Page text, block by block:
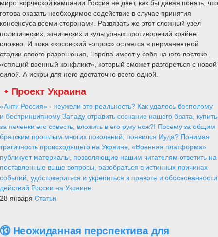
миротворческой кампании Россия не дает, как бы давая понять, что
готова оказать необходимое содействие в случае принятия
консенсуса всеми сторонами. Развязать же этот сложный узел
политических, этнических и культурных противоречий крайне
сложно. И пока «косовский вопрос» остается в перманентной
стадии своего разрешения, Европа имеет у себя на юго-востоке
«спящий военный конфликт», который сможет разгореться с новой
силой. А искры для него достаточно всего одной.
Проект Украина
«Анти Россия» - неужели это реальность? Как удалось бесполому
и беспринципному Западу отравить сознание нашего брата, купить
за печенки его совесть, вложить в его руку нож?! Посему за общим
братским прошлым многих поколений, появился Иуда? Понимая
трагичность происходящего на Украине, «Военная платформа»
публикует материалы, позволяющие нашим читателям ответить на
поставленные выше вопросы, разобраться в истинных причинах
событий, удостовериться и укрепиться в правоте и обоснованности
действий России на Украине.
28 января Статьи
⑬ Неожиданная перспектива для